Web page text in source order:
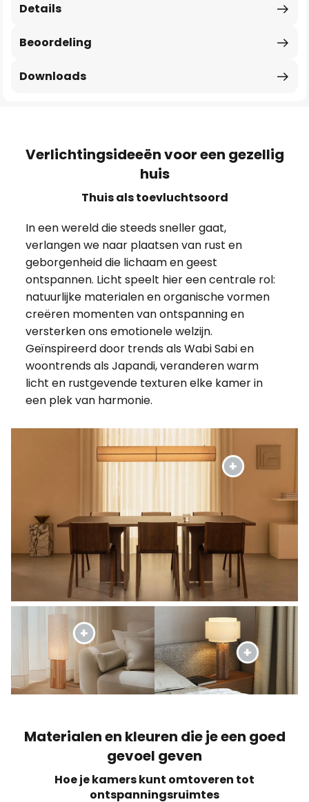
Details
Beoordeling
Downloads
Verlichtingsideeën voor een gezellig
huis
Thuis als toevluchtsoord
In een wereld die steeds sneller gaat,
verlangen we naar plaatsen van rust en
geborgenheid die lichaam en geest
ontspannen. Licht speelt hier een centrale rol:
natuurlijke materialen en organische vormen
creëren momenten van ontspanning en
versterken ons emotionele welzijn.
Geïnspireerd door trends als Wabi Sabi en
woontrends als Japandi, veranderen warm
licht en rustgevende texturen elke kamer in
een plek van harmonie.
Materialen en kleuren die je een goed
gevoel geven
Hoe je kamers kunt omtoveren tot
ontspanningsruimtes